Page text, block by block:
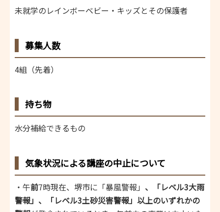
未就学のレインボーベビー・キッズとその保護者
募集人数
4組（先着）
持ち物
水分補給できるもの
気象状況による講座の中止について
・午前7時現在、堺市に「暴風警報」 、「レベル3大雨
警報」、「レベル3土砂災害警報」以上のいずれかの